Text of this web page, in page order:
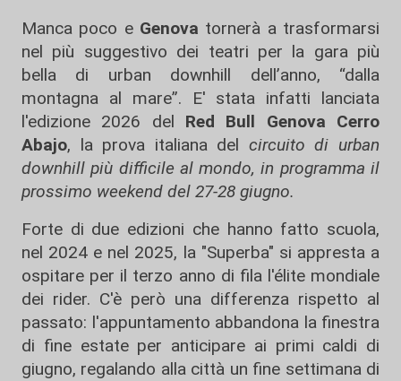
Manca poco e Genova tornerà a trasformarsi
nel più suggestivo dei teatri per la gara più
bella di urban downhill dell’anno, “dalla
montagna al mare”. E' stata infatti lanciata
l'edizione 2026 del Red Bull Genova Cerro
Abajo, la prova italiana del circuito di urban
downhill più difficile al mondo, in programma il
prossimo weekend del 27-28 giugno.
Forte di due edizioni che hanno fatto scuola,
nel 2024 e nel 2025, la "Superba" si appresta a
ospitare per il terzo anno di fila l'élite mondiale
dei rider. C'è però una differenza rispetto al
passato: l'appuntamento abbandona la finestra
di fine estate per anticipare ai primi caldi di
giugno, regalando alla città un fine settimana di